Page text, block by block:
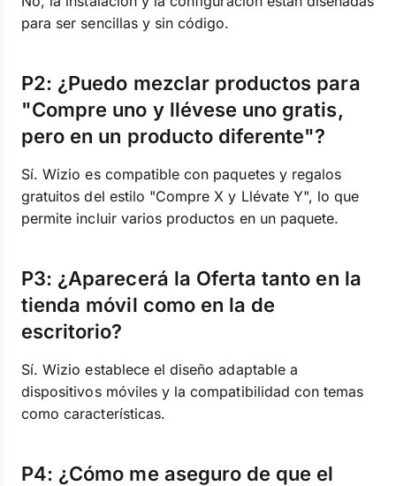
para ser sencillas y sin código.
P2: ¿Puedo mezclar productos para
"Compre uno y llévese uno gratis,
pero en un producto diferente"?
Sí. Wizio es compatible con paquetes y regalos
gratuitos del estilo "Compre X y Llévate Y", lo que
permite incluir varios productos en un paquete.
P3: ¿Aparecerá la Oferta tanto en la
tienda móvil como en la de
escritorio?
Sí. Wizio establece el diseño adaptable a
dispositivos móviles y la compatibilidad con temas
como características.
P4: ¿Cómo me aseguro de que el